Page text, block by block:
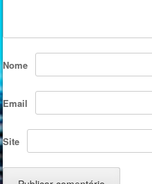
Nome
Email
Site